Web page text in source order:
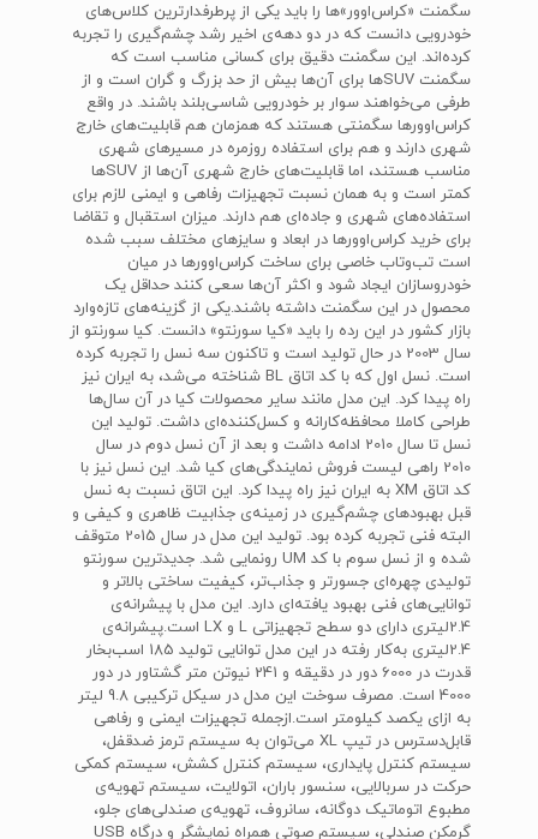
سگمنت «کراس‌اوور»ها را باید یکی از پرطرفدارترین کلاس‌های
خودرویی دانست که در دو دهه‌ی اخیر رشد چشم‌گیری را تجربه
کرده‌اند. این سگمنت دقیق برای کسانی مناسب است که
سگمنت SUVها برای آن‌ها بیش از حد بزرگ و گران است و از
طرفی می‌خواهند سوار بر خودرویی شاسی‌بلند باشند. در واقع
کراس‌اوور‌ها سگمنتی هستند که همزمان هم قابلیت‌های خارج
شهری دارند و هم برای استفاده روزمره در مسیرهای شهری
مناسب هستند، اما قابلیت‌های خارج شهری آن‌ها از‌ SUV‌‌ها
کمتر است و به همان نسبت تجهیزات رفاهی و ایمنی لازم برای
استفاده‌های شهری و جاده‌ای هم دارند. میزان استقبال و تقاضا
برای خرید کراس‌اوورها در ابعاد و سایزهای مختلف سبب شده
است تب‌و‌تاب خاصی برای ساخت کراس‌اوورها در میان
خودروسازان ایجاد شود و اکثر آن‌ها سعی کنند حداقل یک
محصول در این سگمنت داشته باشند.یکی از گزینه‌های تازه‌وارد
بازار کشور در این رده را باید «کیا سورنتو» دانست. کیا سورنتو از
سال 2003 در حال تولید است و تا‌کنون سه نسل را تجربه کرده
است. نسل اول که با کد اتاق‌ BL‌ شناخته می‌شد، به ایران نیز
راه پیدا کرد. این مدل مانند سایر محصولات کیا در آن سال‌ها
طراحی کاملا محافظه‌کارانه و کسل‌کننده‌ای داشت. تولید این
نسل تا سال 2010 ادامه داشت و بعد از آن نسل دوم در سال
2010 راهی لیست فروش نمایندگی‌های کیا شد. این نسل نیز‌ با
کد اتاق‌ XM ‌به ایران نیز راه پیدا کرد. این اتاق نسبت به نسل
قبل بهبودهای چشم‌گیری در زمینه‌ی جذابیت ظاهری و کیفی و
البته فنی تجربه کرده بود. تولید این مدل در سال 2015 متوقف
شده و از نسل سوم با کد ‌UM‌ رونمایی شد. جدیدترین سورنتو
تولیدی چهره‌ای جسورتر و جذاب‌تر، کیفیت ساختی بالاتر و
توانایی‌های فنی بهبود یافته‌ای دارد. این مدل با پیشرانه‌ی
2.4‌لیتری دارای دو سطح تجهیزاتی L‌ و‌ LX‌ است.پیشرانه‌ی
2.4‌لیتری به‌کار رفته در این مدل توانایی تولید 185 اسب‌بخار
قدرت در 6000 دور در دقیقه و 241 نیوتن متر گشتاور در دور
4000 است. مصرف سوخت این مدل در سیکل ترکیبی 9.8 لیتر
به ازای یکصد کیلومتر است.از‌جمله تجهیزات ایمنی و رفاهی
قابل‌دسترس در تیپ‌ XL‌ می‌توان به سیستم ترمز ضدقفل،
سیستم کنترل پایداری، سیستم کنترل کشش، سیستم کمکی
حرکت در سربالایی، سنسور باران، اتولایت، سیستم تهویه‌ی
مطبوع اتوماتیک دوگانه، سانروف، تهویه‌ی صندلی‌های جلو،